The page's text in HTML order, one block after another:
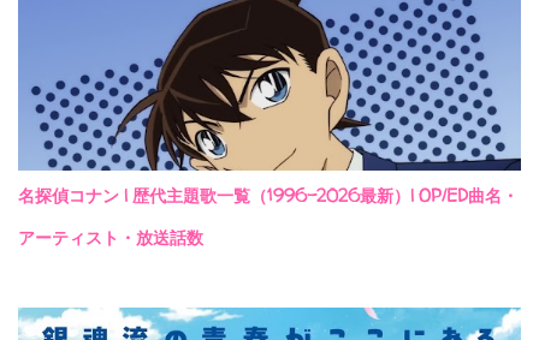
名探偵コナン | 歴代主題歌一覧（1996-2026最新）| OP/ED曲名・
アーティスト・放送話数